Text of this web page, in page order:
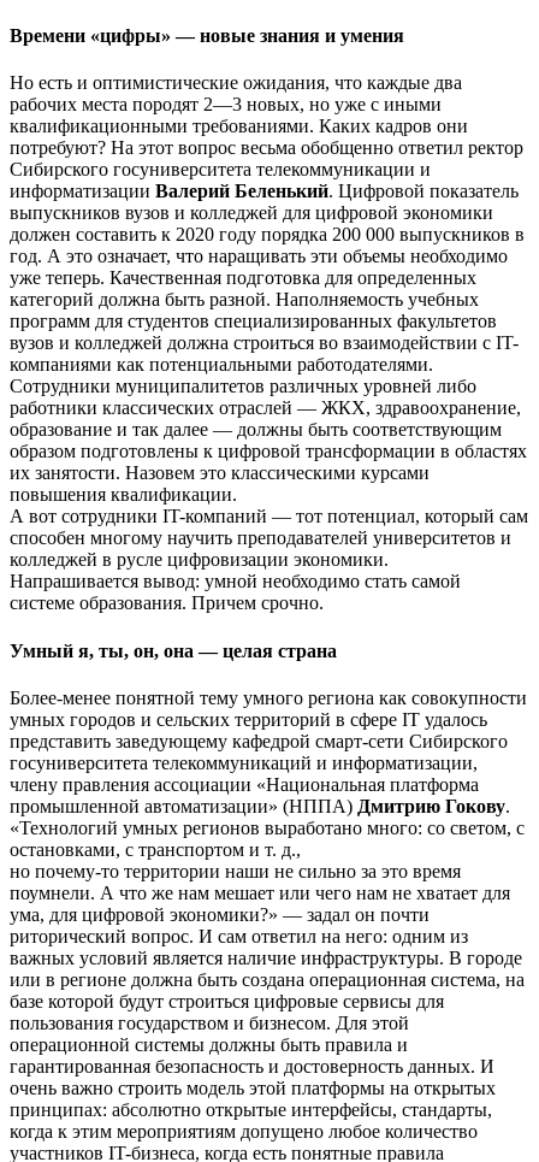
Времени «цифры» — новые знания и умения
Но есть и оптимистические ожидания, что каждые два
рабочих места породят 2—3 новых, но уже с иными
квалификационными требованиями. Каких кадров они
потребуют? На этот вопрос весьма обобщенно ответил ректор
Сибирского госуниверситета телекоммуникации и
информатизации Валерий Беленький. Цифровой показатель
выпускников вузов и колледжей для цифровой экономики
должен составить к 2020 году порядка 200 000 выпускников в
год. А это означает, что наращивать эти объемы необходимо
уже теперь. Качественная подготовка для определенных
категорий должна быть разной. Наполняемость учебных
программ для студентов специализированных факультетов
вузов и колледжей должна строиться во взаимодействии с IT-
компаниями как потенциальными работодателями.
Сотрудники муниципалитетов различных уровней либо
работники классических отраслей — ЖКХ, здравоохранение,
образование и так далее — должны быть соответствующим
образом подготовлены к цифровой трансформации в областях
их занятости. Назовем это классическими курсами
повышения квалификации.
А вот сотрудники IT-компаний — тот потенциал, который сам
способен многому научить преподавателей университетов и
колледжей в русле цифровизации экономики.
Напрашивается вывод: умной необходимо стать самой
системе образования. Причем срочно.
Умный я, ты, он, она — целая страна
Более-менее понятной тему умного региона как совокупности
умных городов и сельских территорий в сфере IT удалось
представить заведующему кафедрой смарт-сети Сибирского
госуниверситета телекоммуникаций и информатизации,
члену правления ассоциации «Национальная платформа
промышленной автоматизации» (НППА) Дмитрию Гокову.
«Технологий умных регионов выработано много: со светом, с
остановками, с транспортом и т. д.,
но почему-то территории наши не сильно за это время
поумнели. А что же нам мешает или чего нам не хватает для
ума, для цифровой экономики?» — задал он почти
риторический вопрос. И сам ответил на него: одним из
важных условий является наличие инфраструктуры. В городе
или в регионе должна быть создана операционная система, на
базе которой будут строиться цифровые сервисы для
пользования государством и бизнесом. Для этой
операционной системы должны быть правила и
гарантированная безопасность и достоверность данных. И
очень важно строить модель этой платформы на открытых
принципах: абсолютно открытые интерфейсы, стандарты,
когда к этим мероприятиям допущено любое количество
участников IT-бизнеса, когда есть понятные правила